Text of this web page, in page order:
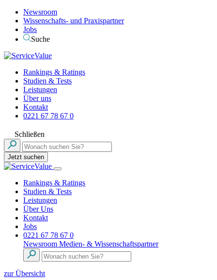
Newsroom
Wissenschafts- und Praxispartner
Jobs
Suche
Rankings & Ratings
Studien & Tests
Leistungen
Über uns
Kontakt
0221 67 78 67 0
Schließen
Jetzt suchen
Rankings & Ratings
Studien & Tests
Leistungen
Über Uns
Kontakt
Jobs
0221 67 78 67 0
Newsroom Medien- & Wissenschaftspartner
zur Übersicht